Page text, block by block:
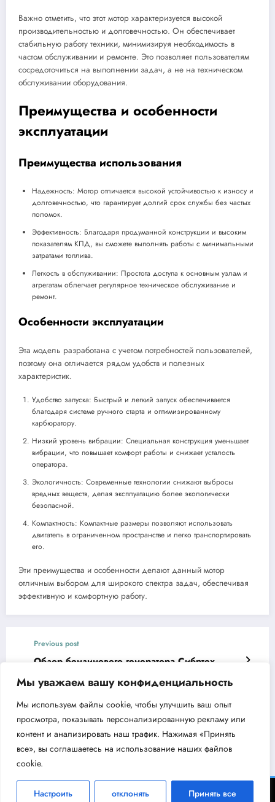
Мы уважаем вашу конфиденциальность
Мы используем файлы cookie, чтобы улучшить ваш опыт
просмотра, показывать персонализированную рекламу или
контент и анализировать наш трафик. Нажимая «Принять
все», вы соглашаетесь на использование наших файлов
cookie.
Настроить отклонять Принять все
Важно отметить, что этот мотор характеризуется высокой
производительностью и долговечностью. Он обеспечивает
стабильную работу техники, минимизируя необходимость в
частом обслуживании и ремонте. Это позволяет пользователям
сосредоточиться на выполнении задач, а не на техническом
обслуживании оборудования.
Преимущества и особенности
эксплуатации
Преимущества использования
Надежность: Мотор отличается высокой устойчивостью к износу и
долговечностью, что гарантирует долгий срок службы без частых
поломок.
Эффективность: Благодаря продуманной конструкции и высоким
показателям КПД, вы сможете выполнять работы с минимальными
затратами топлива.
Легкость в обслуживании: Простота доступа к основным узлам и
агрегатам облегчает регулярное техническое обслуживание и
ремонт.
Особенности эксплуатации
Эта модель разработана с учетом потребностей пользователей,
поэтому она отличается рядом удобств и полезных
характеристик.
Удобство запуска: Быстрый и легкий запуск обеспечивается
благодаря системе ручного старта и оптимизированному
карбюратору.
Низкий уровень вибрации: Специальная конструкция уменьшает
вибрации, что повышает комфорт работы и снижает усталость
оператора.
Экологичность: Современные технологии снижают выбросы
вредных веществ, делая эксплуатацию более экологически
безопасной.
Компактность: Компактные размеры позволяют использовать
двигатель в ограниченном пространстве и легко транспортировать
его.
Эти преимущества и особенности делают данный мотор
отличным выбором для широкого спектра задач, обеспечивая
эффективную и комфортную работу.
Previous post
Обзор бензинового генератора Сибртех
Обзор мойки высокого давления CHAMPION
HP3200
ВодоКлин - информационный портал об инженерном оборудовании 2026 |